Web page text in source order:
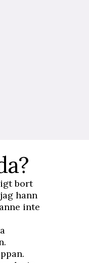
bort
hann
inte